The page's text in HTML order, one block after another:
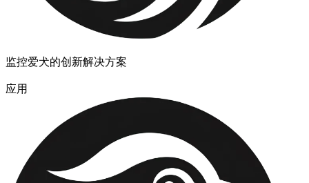
监控爱犬的创新解决方案
应用